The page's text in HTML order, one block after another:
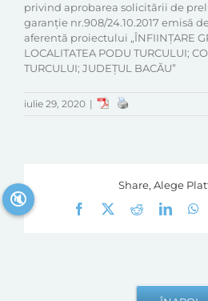
privind aprobarea solicitării de
garanție nr.908/24.10.2017 emisă
aferentă proiectului „ÎNFIINȚARE
LOCALITATEA PODU TURCULUI;
TURCULUI; JUDEȚUL BACĂU”
iulie 29, 2020 |
Share, Alege
Facebook
Reddit
🔇